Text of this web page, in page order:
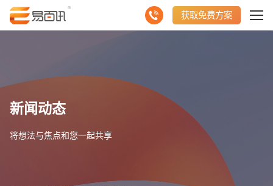
获取免费方案
新闻动态
将想法与焦点和您一起共享